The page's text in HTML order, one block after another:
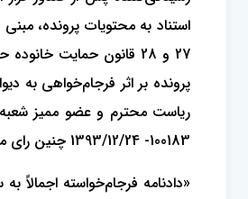
پرونده بر اثر فرجام‌خواهی به
ریاست محترم و عضو ممیز شعبه
100183- 1393/12/24 چنین رای می‌دهد:
«دادنامه فرجام‌خواسته